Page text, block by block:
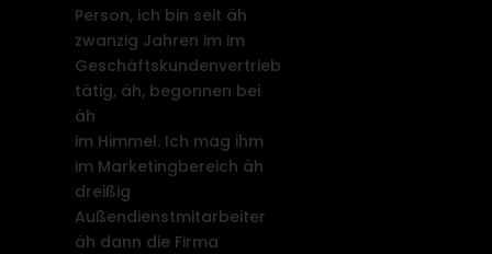
Person, ich bin seit äh
zwanzig Jahren im im
Geschäftskundenvertrieb
tätig, äh, begonnen bei
äh
im Himmel. Ich mag ihm
im Marketingbereich äh
dreißig
Außendienstmitarbeiter
äh dann die Firma